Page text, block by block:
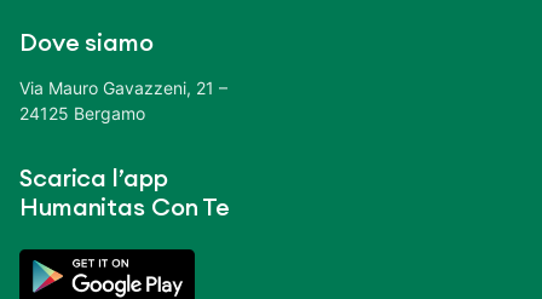
Dove siamo
Via Mauro Gavazzeni, 21 –
24125 Bergamo
Scarica l’app
Humanitas Con Te